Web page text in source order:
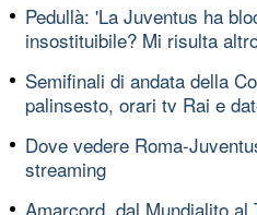
Pedullà: 'La Juventus ha
insostituibile? Mi risulta
Semifinali di andata della
palinsesto, orari tv Rai e
Dove vedere Roma-
streaming
Amarcord, dal Mundialito